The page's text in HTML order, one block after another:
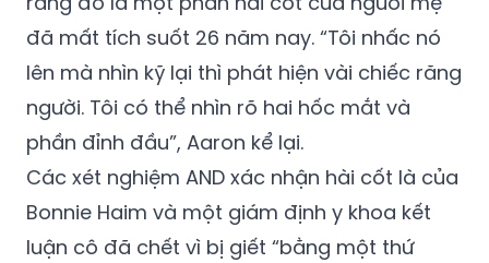
đã mất tích suốt 26 năm nay. “Tôi nhấc nó
lên mà nhìn kỹ lại thì phát hiện vài chiếc răng
người. Tôi có thể nhìn rõ hai hốc mắt và
phần đỉnh đầu”, Aaron kể lại.
Các xét nghiệm AND xác nhận hài cốt là của
Bonnie Haim và một giám định y khoa kết
luận cô đã chết vì bị giết “bằng một thứ